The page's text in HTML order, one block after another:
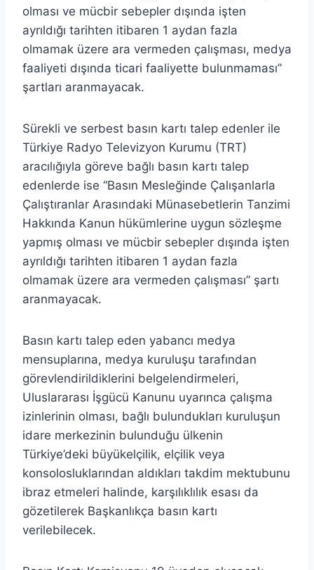
olması ve mücbir sebepler dışında işten
ayrıldığı tarihten itibaren 1 aydan fazla
olmamak üzere ara vermeden çalışması, medya
faaliyeti dışında ticari faaliyette bulunmaması”
şartları aranmayacak.
Sürekli ve serbest basın kartı talep edenler ile
Türkiye Radyo Televizyon Kurumu (TRT)
aracılığıyla göreve bağlı basın kartı talep
edenlerde ise “Basın Mesleğinde Çalışanlarla
Çalıştıranlar Arasındaki Münasebetlerin Tanzimi
Hakkında Kanun hükümlerine uygun sözleşme
yapmış olması ve mücbir sebepler dışında işten
ayrıldığı tarihten itibaren 1 aydan fazla
olmamak üzere ara vermeden çalışması” şartı
aranmayacak.
Basın kartı talep eden yabancı medya
mensuplarına, medya kuruluşu tarafından
görevlendirildiklerini belgelendirmeleri,
Uluslararası İşgücü Kanunu uyarınca çalışma
izinlerinin olması, bağlı bulundukları kuruluşun
idare merkezinin bulunduğu ülkenin
Türkiye’deki büyükelçilik, elçilik veya
konsolosluklarından aldıkları takdim mektubunu
ibraz etmeleri halinde, karşılıklılık esası da
gözetilerek Başkanlıkça basın kartı
verilebilecek.